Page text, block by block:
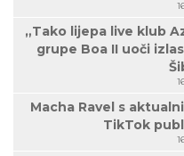
„Tako lijepa live klub
grupe Boa II uoči
Macha Ravel s
TikTok